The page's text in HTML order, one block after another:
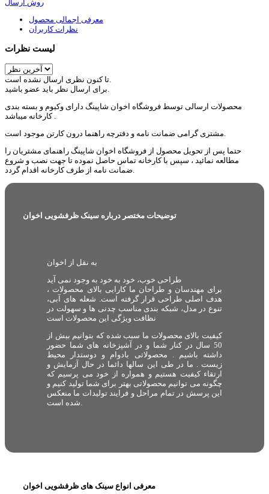
روش ارسال
معرفی اجمالی محصول
نظرات کاربران
لیست نظرات
محصولات ارسالی توسط فروشگاه اخوان شاپینگ دارای وکیوم و بسته بندی
کارخانه میباشد .
حتما پس از تحویل محصول از فروشگاه اخوان شاپینگ راهنمای مشتریان را
مطالعه نمائید ، سپس با کارخانه تماس حاصل نموده تا جهت نصب و شروع
توضیحات مختصر درباره سینک ظرفشویی اخوان
به نقل از اخوان
طراحی خوب، خود به خود به وجود نمی آید
برای مهندسان و طراحان ما کارایی بالای محصولات ،
هدف اصلی طراحی قرار گرفته است. شعله های آبی،
تنوع در مدل، شبکه بندی مناسب چدنی ها و سهولت در
نظافت ویژگی این محصولات است
کیفیت بالای محصولات ما سبب شده که بتوانیم بیش از
50 سال در کنار شما و در آشپزخانه های شما حضور
داشته باشیم . محصولاتی بادوام و دوستدار محیط
زیست . ما در طی این سالها دائما در حال آزمایش و
ارتقاء کیفیت هستیم و همواره از خود می پرسیم که
چگونه می توانیم محصولاتی بهتر برای شما تولید کنیم و
این پرسش در تمام مراحل و فرایند تولیدات ما منعکس
شده است.
معرفی انواع سینک های ظرفشویی اخوان